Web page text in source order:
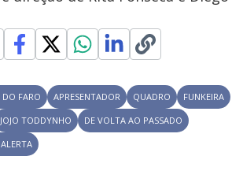
DO FARO APRESENTADOR QUADRO
FUNKEIRA
JOJO TODDYNHO
DE VOLTA AO PASSADO